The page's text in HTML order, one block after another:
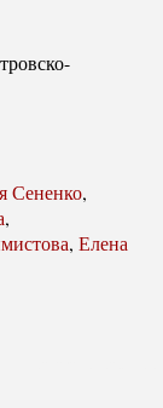
Сененко,
,
, Елена